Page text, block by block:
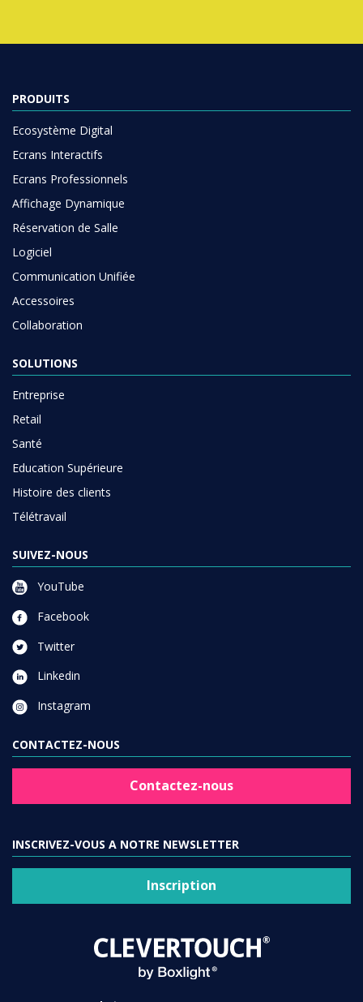
PRODUITS
Ecosystème Digital
Ecrans Interactifs
Ecrans Professionnels
Affichage Dynamique
Réservation de Salle
Logiciel
Communication Unifiée
Accessoires
Collaboration
SOLUTIONS
Entreprise
Retail
Santé
Education Supérieure
Histoire des clients
Télétravail
SUIVEZ-NOUS
YouTube
Facebook
Twitter
Linkedin
Instagram
CONTACTEZ-NOUS
Contactez-nous
INSCRIVEZ-VOUS A NOTRE NEWSLETTER
Inscription